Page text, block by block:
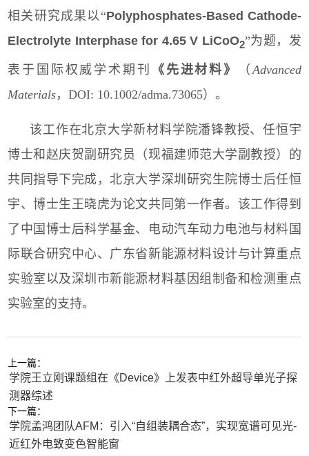
相关研究成果以 “Polyphosphates-Based Cathode-
Electrolyte Interphase for 4.65 V LiCoO2”为题，发
表于国际权威学术期刊 《先进材料》 （ Advanced
Materials，DOI: 10.1002/adma.73065）。
该工作在北京大学新材料学院潘锋教授、任恒宇
博士和赵庆贺副研究员（现福建师范大学副教授）的
共同指导下完成，北京大学深圳研究生院博士后任恒
宇、博士生王晓虎为论文共同第一作者。该工作得到
了中国博士后科学基金、电动汽车动力电池与材料国
际联合研究中心、广东省新能源材料设计与计算重点
实验室以及深圳市新能源材料基因组制备和检测重点
实验室的支持。
上一篇：
学院王立刚课题组在《Device》上发表中红外超导单光子探
测器综述
下一篇：
学院孟鸿团队AFM：引入“自组装耦合态”，实现宽谱可见光-
近红外电致变色智能窗